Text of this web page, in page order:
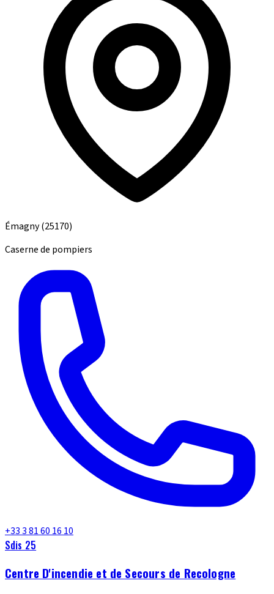
Émagny(25170)
Caserne de pompiers
+33 3 81 60 16 10
Sdis 25
Centre D'incendie et de Secours de Recologne